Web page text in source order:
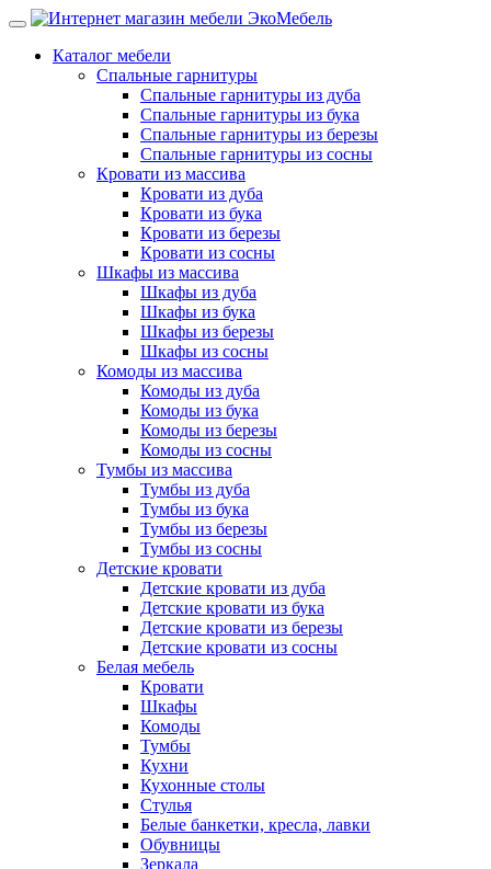
Каталог мебели
Спальные гарнитуры
Спальные гарнитуры из дуба
Спальные гарнитуры из бука
Спальные гарнитуры из березы
Спальные гарнитуры из сосны
Кровати из массива
Кровати из дуба
Кровати из бука
Кровати из березы
Кровати из сосны
Шкафы из массива
Шкафы из дуба
Шкафы из бука
Шкафы из березы
Шкафы из сосны
Комоды из массива
Комоды из дуба
Комоды из бука
Комоды из березы
Комоды из сосны
Тумбы из массива
Тумбы из дуба
Тумбы из бука
Тумбы из березы
Тумбы из сосны
Детские кровати
Детские кровати из дуба
Детские кровати из бука
Детские кровати из березы
Детские кровати из сосны
Белая мебель
Кровати
Шкафы
Комоды
Тумбы
Кухни
Кухонные столы
Стулья
Белые банкетки, кресла, лавки
Обувницы
Зеркала